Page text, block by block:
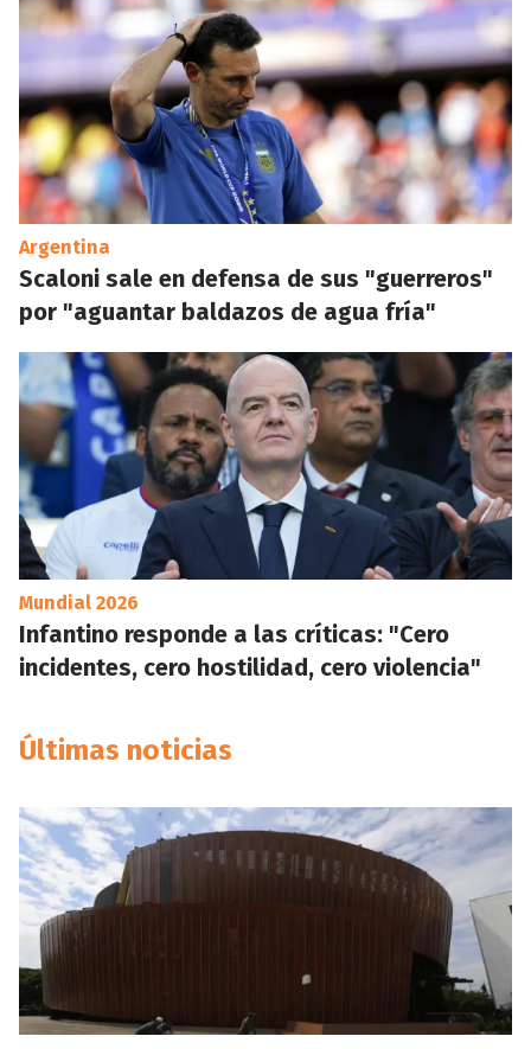
Argentina
Scaloni sale en defensa de sus "guerreros"
por "aguantar baldazos de agua fría"
Mundial 2026
Infantino responde a las críticas: "Cero
incidentes, cero hostilidad, cero violencia"
Últimas noticias